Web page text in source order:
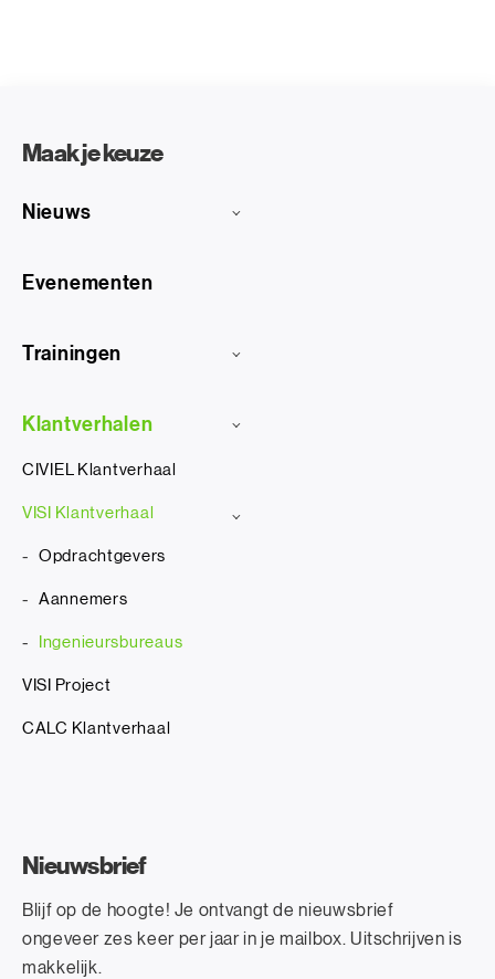
Maak je keuze
Nieuws
Evenementen
Trainingen
Klantverhalen
CIVIEL Klantverhaal
VISI Klantverhaal
Opdrachtgevers
Aannemers
Ingenieursbureaus
VISI Project
CALC Klantverhaal
Nieuwsbrief
Blijf op de hoogte! Je ontvangt de nieuwsbrief
ongeveer zes keer per jaar in je mailbox. Uitschrijven is
makkelijk.